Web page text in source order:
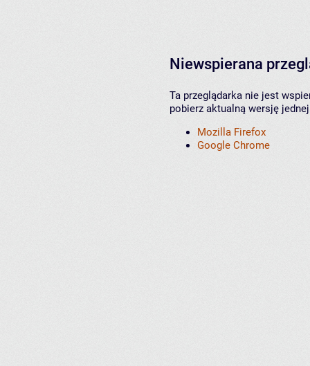
Niewspierana
Ta przeglądarka nie jest
pobierz aktualną wersję
Mozilla Firefox
Google Chrome